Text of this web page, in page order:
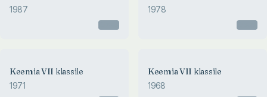
1987 1978
Keemia VII klassile
1971
Keemia VII klassile
1968